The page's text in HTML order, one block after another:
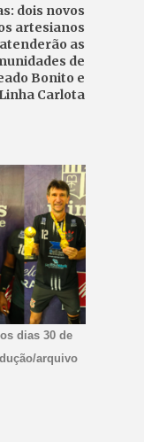
dois novos
artesianos
atenderão as
de
Bonito e
Linha Carlota
dias 30 de
arquivo